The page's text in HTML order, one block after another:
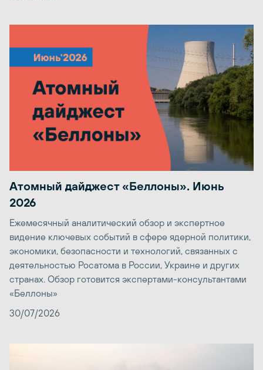
Атомный дайджест «Беллоны». Июнь
2026
Ежемесячный аналитический обзор и экспертное
видение ключевых событий в сфере ядерной политики,
экономики, безопасности и технологий, связанных с
деятельностью Росатома в России, Украине и других
странах. Обзор готовится экспертами-консультантами
«Беллоны»
30/07/2026